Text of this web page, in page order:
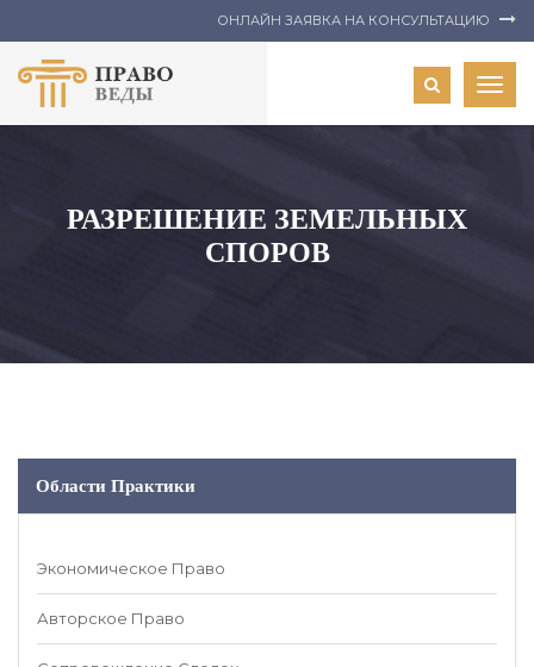
ОНЛАЙН ЗАЯВКА НА КОНСУЛЬТАЦИЮ
РАЗРЕШЕНИЕ ЗЕМЕЛЬНЫХ
СПОРОВ
Области Практики
Экономическое Право
Авторское Право